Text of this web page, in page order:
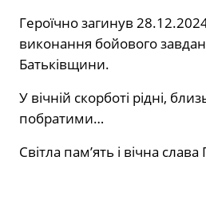
Героїчно загинув
виконання бойового
Батьківщини.
У вічній скорботі рідні,
побратими…
Світла пам’ять і вічна